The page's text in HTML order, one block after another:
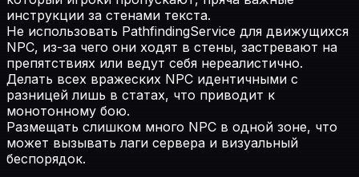
инструкции за стенами текста.
Не использовать PathfindingService для движущихся
NPC, из-за чего они ходят в стены, застревают на
препятствиях или ведут себя нереалистично.
Делать всех вражеских NPC идентичными с
разницей лишь в статах, что приводит к
монотонному бою.
Размещать слишком много NPC в одной зоне, что
может вызывать лаги сервера и визуальный
беспорядок.